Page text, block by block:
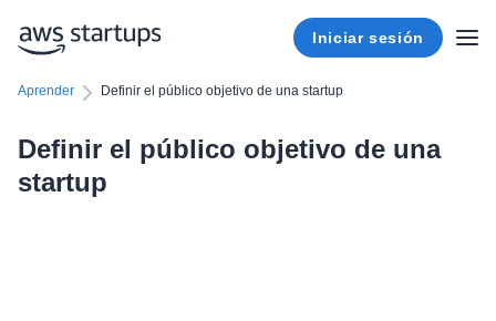
Iniciar sesión
Aprender Definir el público objetivo de una startup
Definir el público objetivo de una
startup